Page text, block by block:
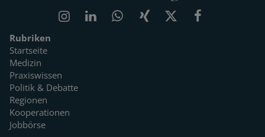
Rubriken
Startseite
Medizin
Praxiswissen
Politik & Debatte
Regionen
Kooperationen
Jobbörse